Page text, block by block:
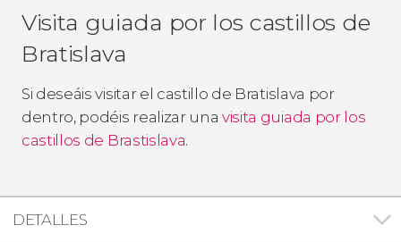
Visita guiada por los castillos de
Bratislava
Si deseáis visitar el castillo de Bratislava por
dentro, podéis realizar unavisita guiada por los
castillos de Brastislava.
DETALLES